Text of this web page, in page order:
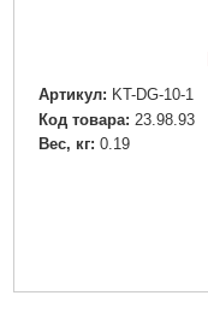
Артикул: KT-DG-10-1
Код товара: 23.98.93
Вес, кг: 0.19